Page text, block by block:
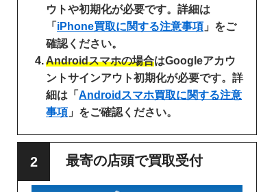
ウトや初期化が必要です。詳細は
「 iPhone買取に関する注意事項 」をご
確認ください。
Androidスマホの場合はGoogleアカウ
ントサインアウト初期化が必要です。詳
細は「 Androidスマホ買取に関する注意
事項 」をご確認ください。
最寄の店頭で買取受付